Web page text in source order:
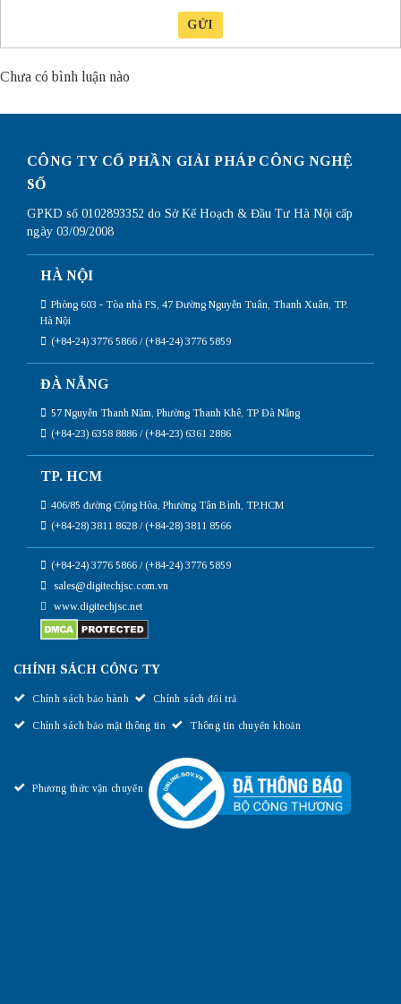
GỬI
Chưa có bình luận nào
CÔNG TY CỔ PHẦN GIẢI PHÁP CÔNG NGHỆ
SỐ
GPKD số 0102893352 do Sở Kế Hoạch & Đầu Tư Hà Nội cấp
ngày 03/09/2008
HÀ NỘI
Phòng 603 - Tòa nhà FS, 47 Đường Nguyễn Tuân, Thanh Xuân, TP.
Hà Nội
(+84-24) 3776 5866 / (+84-24) 3776 5859
ĐÀ NẴNG
57 Nguyễn Thanh Năm, Phường Thanh Khê, TP Đà Nẵng
(+84-23) 6358 8886 / (+84-23) 6361 2886
TP. HCM
406/85 đường Cộng Hòa, Phường Tân Bình, TP.HCM
(+84-28) 3811 8628 / (+84-28) 3811 8566
(+84-24) 3776 5866 / (+84-24) 3776 5859
sales@digitechjsc.com.vn
www.digitechjsc.net
CHÍNH SÁCH CÔNG TY
Chính sách bảo hành Chính sách đổi trả
Chính sách bảo mật thông tin Thông tin chuyển khoản
Phương thức vận chuyển